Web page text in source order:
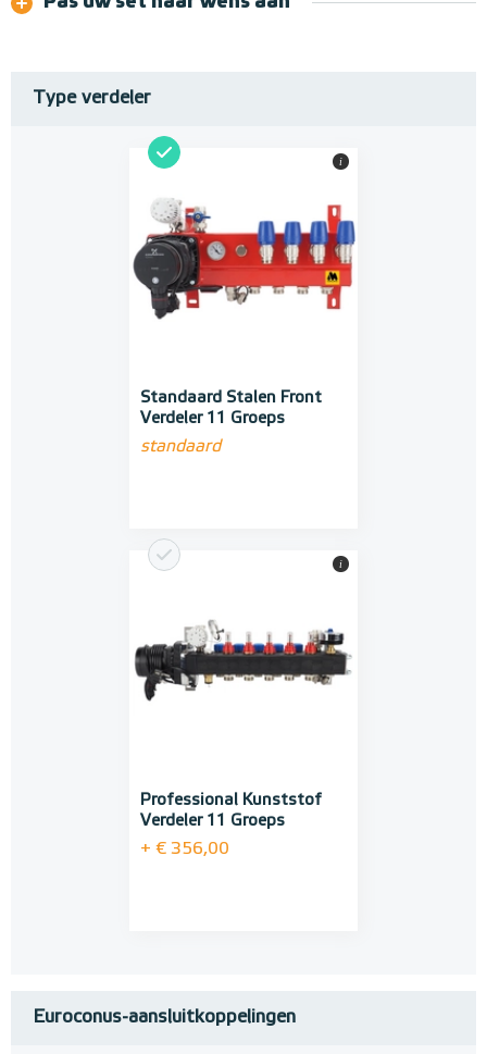
Type verdeler
Standaard Stalen Front
Verdeler 11 Groeps
standaard
i
Professional Kunststof
Verdeler 11 Groeps
+ € 356,00
i
Euroconus-aansluitkoppelingen